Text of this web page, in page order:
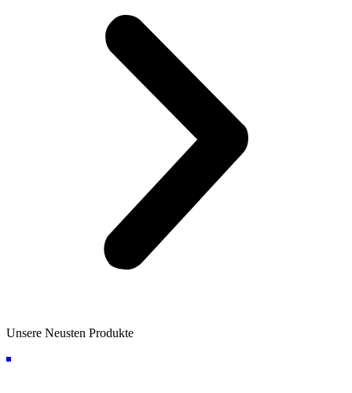
Unsere Neusten Produkte